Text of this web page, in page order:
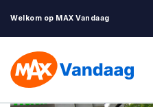
Welkom op MAX Vandaag